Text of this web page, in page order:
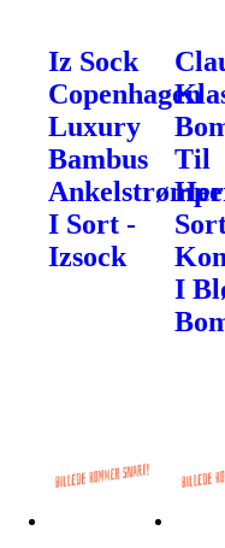
Iz Sock
Copenhagen
Luxury
Bambus
I Sort -
Izsock
Til
I